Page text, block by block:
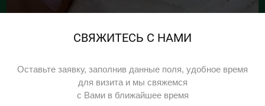
СВЯЖИТЕСЬ С НАМИ
Оставьте заявку, заполнив данные поля, удобное время
для визита и мы свяжемся
с Вами в ближайшее время